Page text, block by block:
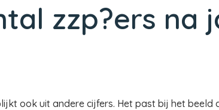
zzp?ers na
ook uit andere cijfers. Het past bij het